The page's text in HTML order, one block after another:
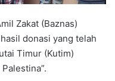
Zakat (Baznas)
donasi yang telah
Timur (Kutim)